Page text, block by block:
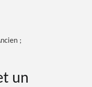
;
un